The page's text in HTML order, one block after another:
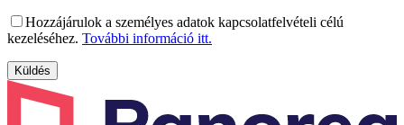
Hozzájárulok a személyes adatok kapcsolatfelvételi célú
kezeléséhez. További információ itt.